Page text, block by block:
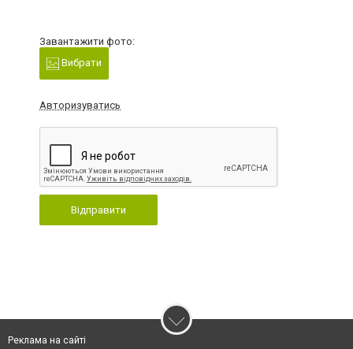
Завантажити фото:
Вибрати
Авторизуватись
Відправити
Реклама на сайті